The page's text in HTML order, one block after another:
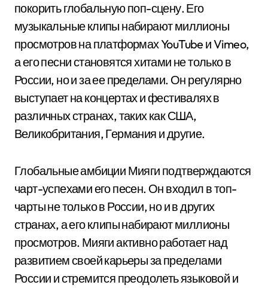
покорить глобальную поп-сцену. Его
музыкальные клипы набирают миллионы
просмотров на платформах YouTube и Vimeo,
а его песни становятся хитами не только в
России, но и за ее пределами. Он регулярно
выступает на концертах и фестивалях в
различных странах, таких как США,
Великобритания, Германия и другие.
Глобальные амбиции Мияги подтверждаются
чарт-успехами его песен. Он входил в топ-
чарты не только в России, но и в других
странах, а его клипы набирают миллионы
просмотров. Мияги активно работает над
развитием своей карьеры за пределами
России и стремится преодолеть языковой и